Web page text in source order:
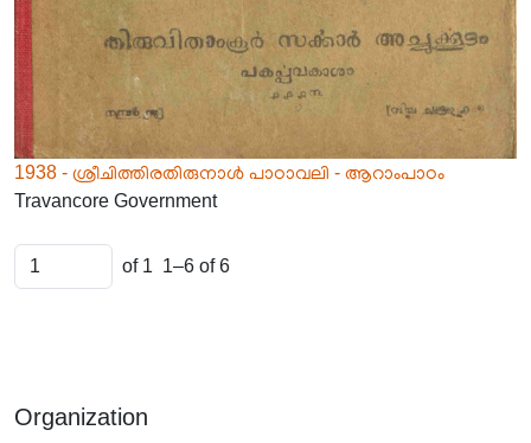
1938 - ശ്രീചിത്തിരതിരുനാൾ പാഠാവലി - ആറാംപാഠം
Travancore Government
of 1 1–6 of 6
Organization